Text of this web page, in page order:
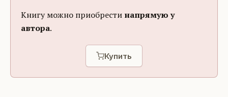
Книгу можно приобрести напрямую у
автора.
Купить